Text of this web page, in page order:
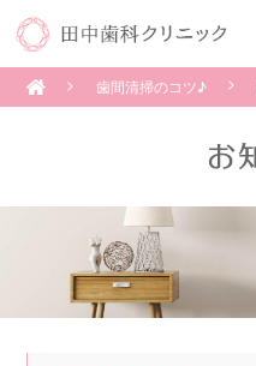
歯間清掃のコツ♪